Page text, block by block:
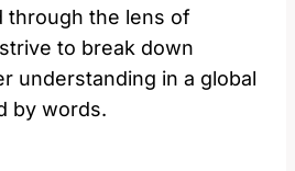
through ​the⁤ lens of
‌to break down
understanding in a global
by words.